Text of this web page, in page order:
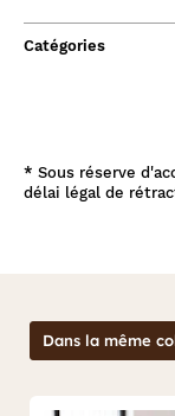
Catégories
* Sous réserve
délai légal de
Dans la même